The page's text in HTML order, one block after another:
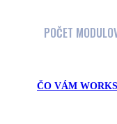
POČET
ČO VÁM